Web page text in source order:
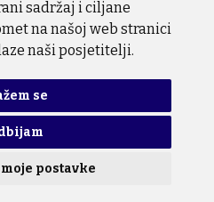
sadržaj i ciljane
na našoj web stranici
naši posjetitelji.
se
postavke
Pravila o upotrebi kolačića